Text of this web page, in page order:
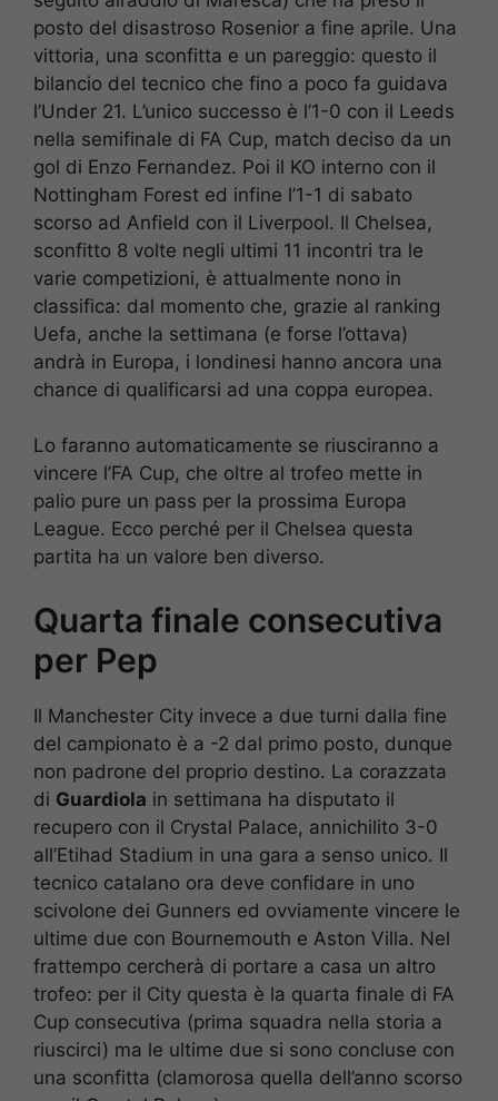
posto del disastroso Rosenior a fine aprile. Una
vittoria, una sconfitta e un pareggio: questo il
bilancio del tecnico che fino a poco fa guidava
l’Under 21. L’unico successo è l’1-0 con il Leeds
nella semifinale di FA Cup, match deciso da un
gol di Enzo Fernandez. Poi il KO interno con il
Nottingham Forest ed infine l’1-1 di sabato
scorso ad Anfield con il Liverpool. Il Chelsea,
sconfitto 8 volte negli ultimi 11 incontri tra le
varie competizioni, è attualmente nono in
classifica: dal momento che, grazie al ranking
Uefa, anche la settimana (e forse l’ottava)
andrà in Europa, i londinesi hanno ancora una
chance di qualificarsi ad una coppa europea.
Lo faranno automaticamente se riusciranno a
vincere l’FA Cup, che oltre al trofeo mette in
palio pure un pass per la prossima Europa
League. Ecco perché per il Chelsea questa
partita ha un valore ben diverso.
Quarta finale consecutiva
per Pep
Il Manchester City invece a due turni dalla fine
del campionato è a -2 dal primo posto, dunque
non padrone del proprio destino. La corazzata
di Guardiola in settimana ha disputato il
recupero con il Crystal Palace, annichilito 3-0
all’Etihad Stadium in una gara a senso unico. Il
tecnico catalano ora deve confidare in uno
scivolone dei Gunners ed ovviamente vincere le
ultime due con Bournemouth e Aston Villa. Nel
frattempo cercherà di portare a casa un altro
trofeo: per il City questa è la quarta finale di FA
Cup consecutiva (prima squadra nella storia a
riuscirci) ma le ultime due si sono concluse con
una sconfitta (clamorosa quella dell’anno scorso